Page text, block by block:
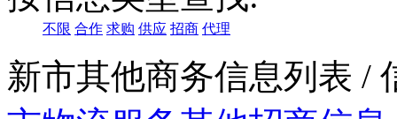
不限 合作 求购 供应 招商 代理
新市其他商务信息列表 /